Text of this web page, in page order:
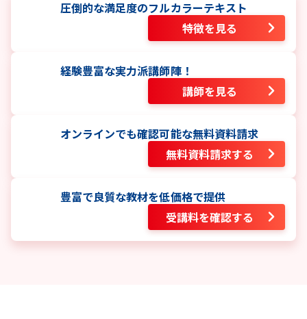
圧倒的な満足度のフルカラーテキスト
特徴を見る
経験豊富な実力派講師陣！
講師を見る
オンラインでも確認可能な無料資料請求
無料資料請求する
豊富で良質な教材を低価格で提供
受講料を確認する